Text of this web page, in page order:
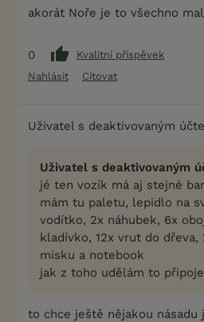
akorát Noře je to všechno
0
Kvalitní příspěvek
Nahlásit
Citovat
Uživatel s deaktivovaným
Uživatel s deaktivovaným
jé ten vozík má aj stejné
mám tu paletu, lepidlo na
vodítko, 2x náhubek, 6x
kladívko, 12x vrut do dřeva,
misku a notebook
jak z toho udělám to
to chce ještě nějakou